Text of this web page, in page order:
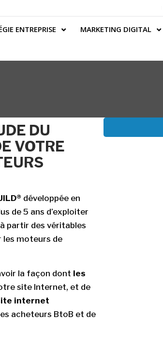
ENTREPRISE MARKETING DIGITAL
DU
VOTRE
développée en
de 5 ans d’exploiter
à partir des véritables
les moteurs de
la façon dont les
site Internet, et de
internet
acheteurs BtoB et de